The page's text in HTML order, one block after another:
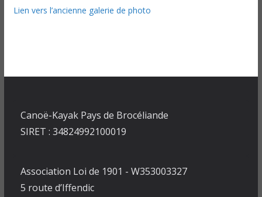
Lien vers l’ancienne galerie de photo
Canoë-Kayak Pays de Brocéliande
SIRET : 34824992100019
Association Loi de 1901 - W353003327
5 route d’Iffendic